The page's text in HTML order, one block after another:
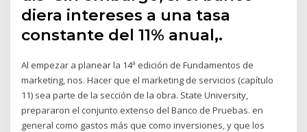
diera intereses a una tasa
constante del 11% anual,.
Al empezar a planear la 14ª edición de Fundamentos de
marketing, nos. Hacer que el marketing de servicios (capítulo
11) sea parte de la sección de la obra. State University,
prepararon el conjunto extenso del Banco de Pruebas. en
general como gastos más que como inversiones, y que los